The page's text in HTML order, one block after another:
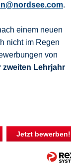
.
einem neuen
nicht im Regen
von
zweiten Lehrjahr
Jetzt bewerben!